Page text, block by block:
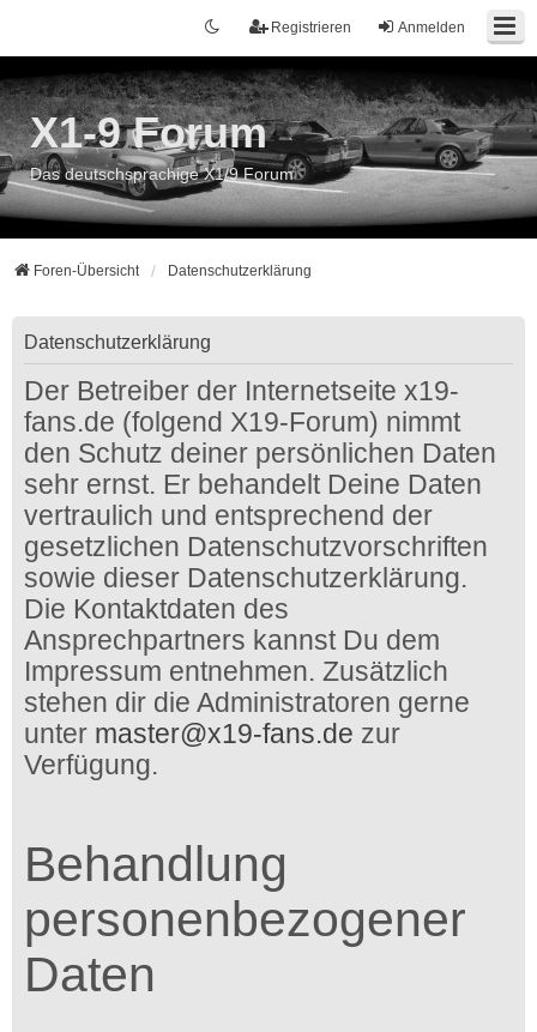
Anmelden
Registrieren
X1-9 Forum
Das deutschsprachige X1/9 Forum
Foren-Übersicht Datenschutzerklärung
Datenschutzerklärung
Der Betreiber der Internetseite x19-
fans.de (folgend X19-Forum) nimmt
den Schutz deiner persönlichen Daten
sehr ernst. Er behandelt Deine Daten
vertraulich und entsprechend der
gesetzlichen Datenschutzvorschriften
sowie dieser Datenschutzerklärung.
Die Kontaktdaten des
Ansprechpartners kannst Du dem
Impressum entnehmen. Zusätzlich
stehen dir die Administratoren gerne
unter master@x19-fans.de zur
Verfügung.
Behandlung
personenbezogener
Daten